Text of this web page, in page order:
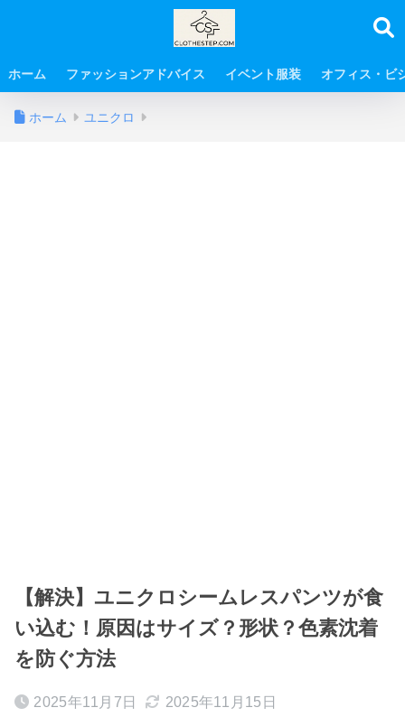
ホーム ファッションアドバイス イベント服装 オフィス・ビ
ホーム ユニクロ
【解決】ユニクロシームレスパンツが食
い込む！原因はサイズ？形状？色素沈着
を防ぐ方法
2025年11月7日 2025年11月15日